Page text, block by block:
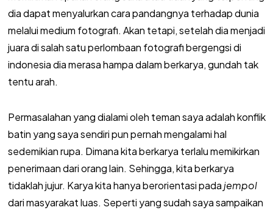
dia dapat menyalurkan cara pandangnya terhadap dunia
melalui medium fotografi. Akan tetapi, setelah dia menjadi
juara di salah satu perlombaan fotografi bergengsi di
indonesia dia merasa hampa dalam berkarya, gundah tak
tentu arah.
Permasalahan yang dialami oleh teman saya adalah konflik
batin yang saya sendiri pun pernah mengalami hal
sedemikian rupa. Dimana kita berkarya terlalu memikirkan
penerimaan dari orang lain. Sehingga, kita berkarya
tidaklah jujur. Karya kita hanya berorientasi padajempol
dari masyarakat luas. Seperti yang sudah saya sampaikan